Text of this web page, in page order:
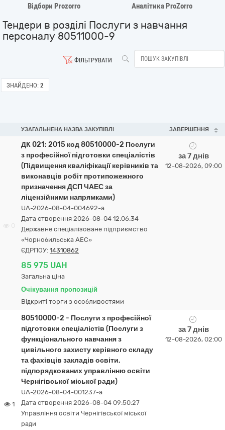
Відбори Prozorro Аналітика ProZorro
Тендери в розділі Послуги з навчання
персоналу 80511000-9
ФІЛЬТРУВАТИ
ЗНАЙДЕНО: 2
УЗАГАЛЬНЕНА НАЗВА ЗАКУПІВЛІ ЗАВЕРШЕННЯ
ДК 021: 2015 код 80510000-2 Послуги
з професійної підготовки спеціалістів
(Підвищення кваліфікації керівників та
виконавців робіт протипожежного
призначення ДСП ЧАЕС за
ліцензійними напрямками)
UA-2026-08-04-004692-a
Дата створення 2026-08-04 12:06:34
Державне спеціалізоване підприємство
«Чорнобильська АЕС»
ЄДРПОУ: 14310862
85 975 UAH
Загальна ціна
Очікування пропозицій
Відкриті торги з особливостями
за 7 днів
12-08-2026, 09:00
1
80510000-2 - Послуги з професійної
підготовки спеціалістів (Послуги з
функціонального навчання з
цивільного захисту керівного складу
та фахівців закладів освіти,
підпорядкованих управлінню освіти
Чернігівської міської ради)
UA-2026-08-04-001237-a
Дата створення 2026-08-04 09:50:27
Управління освіти Чернігівської міської
ради
за 7 днів
12-08-2026, 02:00